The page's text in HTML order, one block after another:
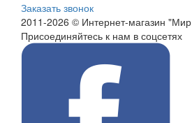
Заказать звонок
2011-2026 © Интернет-магазин
Присоединяйтесь к нам в соцсетях